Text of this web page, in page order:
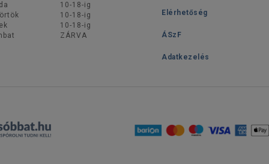
10-18-ig
10-18-ig
10-18-ig
ZÁRVA
Elérhetőség
ÁSzF
Adatkezelés